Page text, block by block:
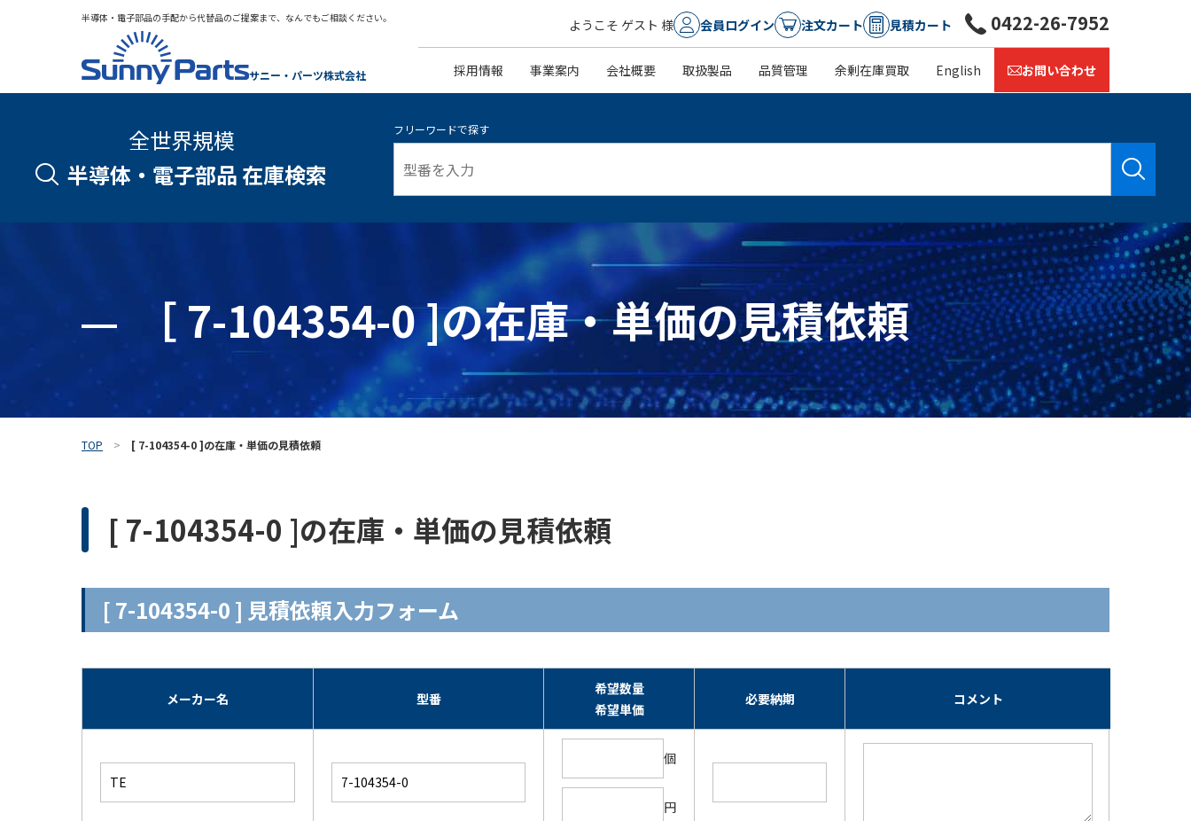
半導体・電子部品の手配から代替品のご提案まで、なんでもご相談ください。
サニー・パーツ株式会社
ようこそ ゲスト 様 会員ログイン 注文カート 見積カート
採用情報 事業案内 会社概要 取扱製品 品質管理 余剰在庫買取 English お問い合わせ
0422-26-7952
全世界規模
半導体・電子部品 在庫検索
フリーワードで探す
［ 7-104354-0 ]の在庫・単価の見積依頼
TOP [ 7-104354-0 ]の在庫・単価の見積依頼
[ 7-104354-0 ]の在庫・単価の見積依頼
[ 7-104354-0 ] 見積依頼入力フォーム
メーカー名 型番
希望数量
希望単価
必要納期 コメント
個
円